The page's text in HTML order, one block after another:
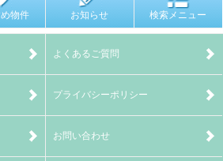
物件 お知らせ 検索メニュー
よくあるご質問
プライバシーポリシー
お問い合わせ